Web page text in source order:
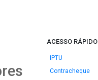
ACESSO RÁPIDO
IPTU
Contracheque